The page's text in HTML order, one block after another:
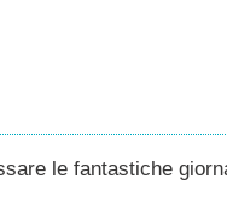
le fantastiche